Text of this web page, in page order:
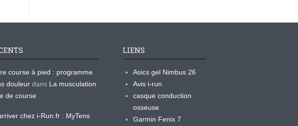
course à pied : programme
douleur dans La musculation
de course
chez i-Run.fr : MyTens
LIENS
Asics gel Nimbus 26
Avis i-run
casque conduction
osseuse
Garmin Fenix 7